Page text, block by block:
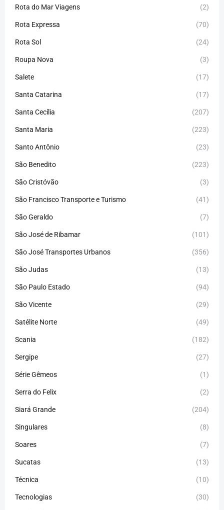
Rota do Mar Viagens (2)
Rota Expressa (70)
Rota Sol (24)
Roupa Nova (3)
Salete (17)
Santa Catarina (17)
Santa Cecília (207)
Santa Maria (223)
Santo Antônio (23)
São Benedito (223)
São Cristóvão (3)
São Francisco Transporte e Turismo (41)
São Geraldo (7)
São José de Ribamar (101)
São José Transportes Urbanos (356)
São Judas (13)
São Paulo Estado (94)
São Vicente (29)
Satélite Norte (49)
Scania (182)
Sergipe (27)
Série Gêmeos (1)
Serra do Felix (2)
Siará Grande (204)
Singulares (8)
Soares (7)
Sucatas (13)
Técnica (10)
Tecnologias (30)